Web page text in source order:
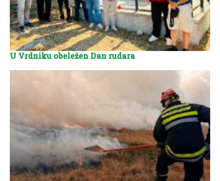
U Vrdniku obeležen Dan rudara